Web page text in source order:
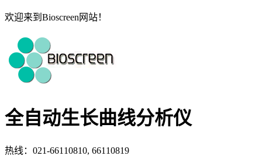
欢迎来到Bioscreen网站！
全自动生长曲线分析仪
热线：021-66110810, 66110819